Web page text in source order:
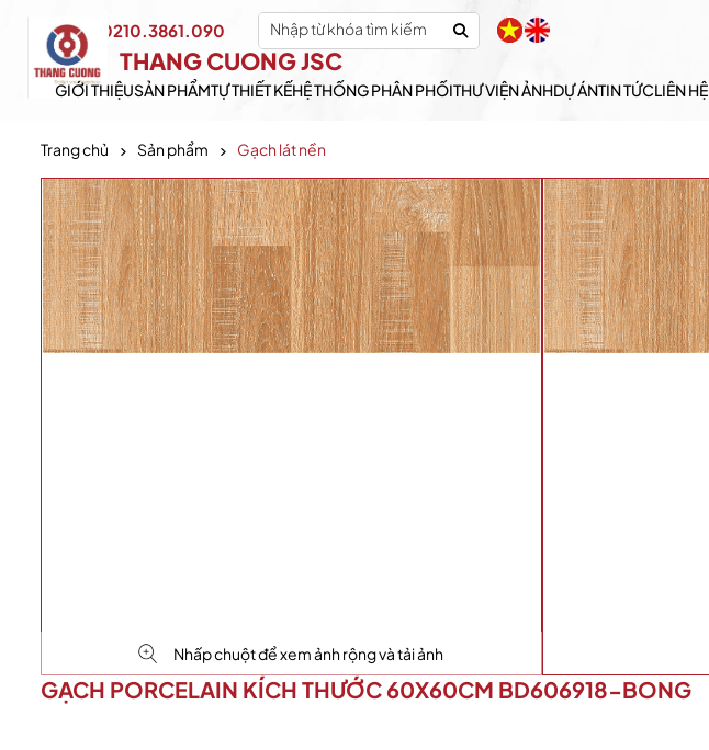
THANG CUONG JSC
Hotline: 0210.3861.090
GIỚI THIỆUSẢN PHẨMTỰ THIẾT KẾHỆ THỐNG PHÂN PHỐITHƯ VIỆN ẢNHDỰ ÁNTIN TỨCLIÊN HỆ
Trang chủ Sản phẩm Gạch lát nền
Nhấp chuột để xem ảnh rộng và tải ảnh
GẠCH PORCELAIN KÍCH THƯỚC 60X60CM BD606918-BONG